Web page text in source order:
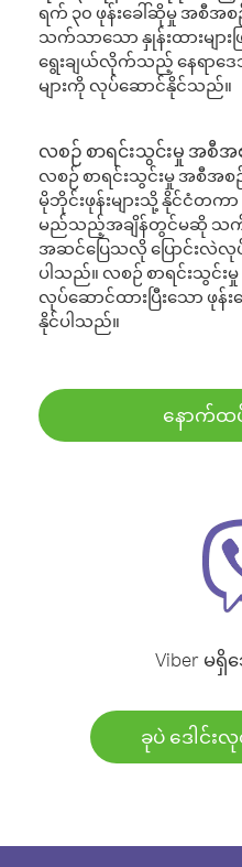
ရက် ၃၀ ဖုန်းခေါ်ဆိုမှု အစီအ
သက်သာသော နှုန်းထားမျာ
ရွေးချယ်လိုက်သည့် နေရာဒ
များကို လုပ်ဆောင်နိုင်သည်။
လစဉ် စာရင်းသွင်းမှု အစီအစ
လစဉ် စာရင်းသွင်းမှု အစီအစ
မိုဘိုင်းဖုန်းများသို့ နိုင်ငံတကာ
မည်သည့်အချိန်တွင်မဆို သက်
အဆင်ပြေသလို ပြောင်းလဲ
ပါသည်။ လစဉ် စာရင်းသွင်
လုပ်ဆောင်ထားပြီးသော ဖုန်
နိုင်ပါသည်။
နောက်ထပ်
Viber မရှိ
ခုပဲ ဒေါင်